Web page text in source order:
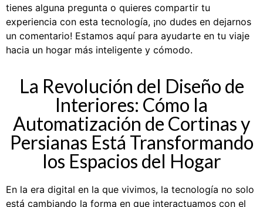
tienes alguna pregunta o quieres compartir tu
experiencia con esta tecnología, ¡no dudes en dejarnos
un comentario! Estamos aquí para ayudarte en tu viaje
hacia un hogar más inteligente y cómodo.
La Revolución del Diseño de
Interiores: Cómo la
Automatización de Cortinas y
Persianas Está Transformando
los Espacios del Hogar
En la era digital en la que vivimos, la tecnología no solo
está cambiando la forma en que interactuamos con el